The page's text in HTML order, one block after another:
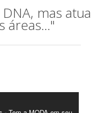
mas atua
áreas..."